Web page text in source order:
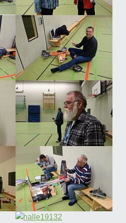
Show larger version for:
Show larger version for:
Show larger version for:
Show larger version for: